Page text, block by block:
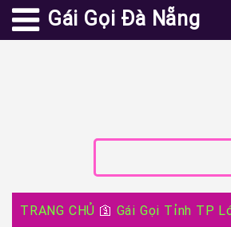
Gái Gọi Đà Nẵng
TRANG CHỦ 🛐 Gái Gọi Tỉnh TP